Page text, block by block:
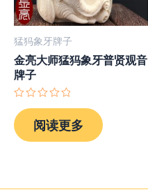
猛犸象牙牌子
金亮大师猛犸象牙普贤观音
牌子
评
分
0
&sol;
阅读更多